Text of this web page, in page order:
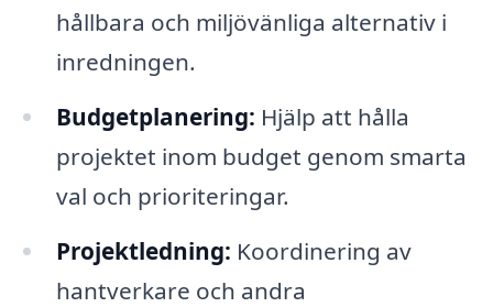
hållbara och miljövänliga alternativ i
inredningen.
Budgetplanering: Hjälp att hålla
projektet inom budget genom smarta
val och prioriteringar.
Projektledning: Koordinering av
hantverkare och andra